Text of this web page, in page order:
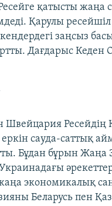
қатысты жаңа
Қарулы
заңсыз
Дағдарыс
Швейцария
сауда-саттық
Бұдан бұрын
Украинадағы
экономикалық
Беларусь пен